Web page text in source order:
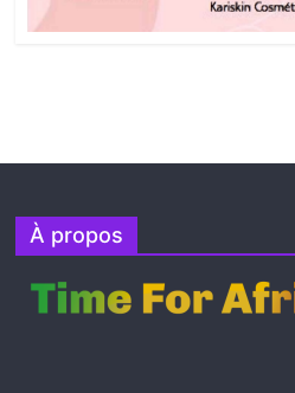
À propos